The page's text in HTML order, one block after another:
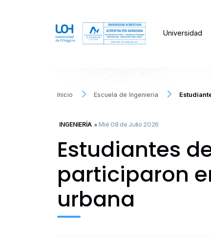
Universidad
Inicio Escuela de Ingenieria
INGENIERÍA ● Mié 08 de Julio 2026
Estudiantes
participaron
urbana